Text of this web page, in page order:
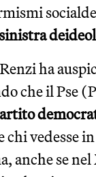
ha
che il Pse
chi vedesse
anche se